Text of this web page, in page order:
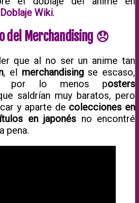
Doblaje Wiki.
del Merchandising 😞
que al no ser un anime tan
, el merchandisingse escaso,
por lo menos posters
saldrían muy baratos, pero
y aparte de colecciones en
en japonés no encontré
pena.